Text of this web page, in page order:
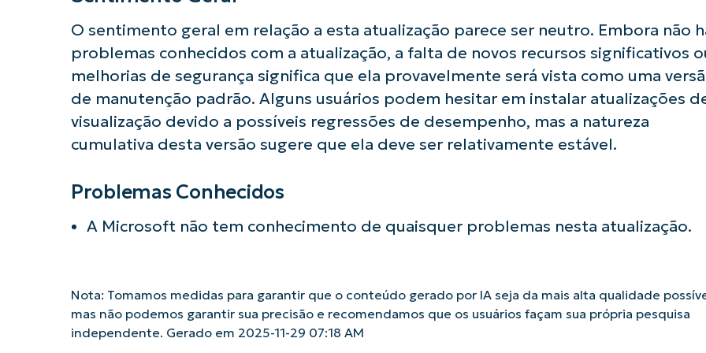
O sentimento geral em relação a esta atualização parece ser neutro. Embora não
problemas conhecidos com a atualização, a falta de novos recursos significativos
melhorias de segurança significa que ela provavelmente será vista como uma
de manutenção padrão. Alguns usuários podem hesitar em instalar atualizações
visualização devido a possíveis regressões de desempenho, mas a natureza
cumulativa desta versão sugere que ela deve ser relativamente estável.
Problemas Conhecidos
A Microsoft não tem conhecimento de quaisquer problemas nesta atualização.
Nota: Tomamos medidas para garantir que o conteúdo gerado por IA seja da mais alta qualidade
mas não podemos garantir sua precisão e recomendamos que os usuários façam sua própria pesquisa
independente. Gerado em 2025-11-29 07:18 AM
País
Company
name*